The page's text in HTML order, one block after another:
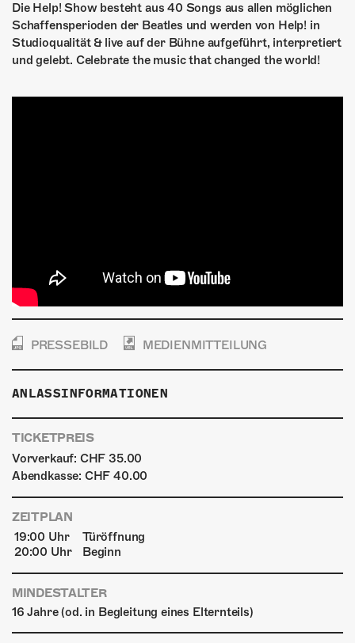
Die Help! Show besteht aus 40 Songs aus allen möglichen
Schaffensperioden der Beatles und werden von Help! in
Studioqualität & live auf der Bühne aufgeführt, interpretiert
und gelebt. Celebrate the music that changed the world!
PRESSEBILD MEDIENMITTEILUNG
ANLASSINFORMATIONEN
TICKETPREIS
Vorverkauf: CHF 35.00
Abendkasse: CHF 40.00
ZEITPLAN
19:00 Uhr
Türöffnung
20:00 Uhr
Beginn
MINDESTALTER
16 Jahre (od. in Begleitung eines Elternteils)